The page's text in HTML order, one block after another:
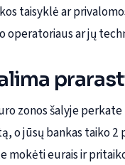
taisyklė ar
operatoriaus ar jų
zonos šalyje
o jūsų bankas taiko
mokėti eurais ir